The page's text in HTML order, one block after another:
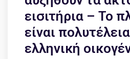
εισιτήρια – Το
είναι
ελληνική